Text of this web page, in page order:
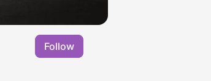
Follow